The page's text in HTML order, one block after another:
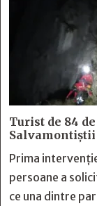
Turist de 84
Prima
persoane a
ce una dintre